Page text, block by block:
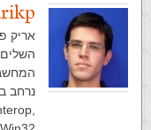
אריק
המחשב